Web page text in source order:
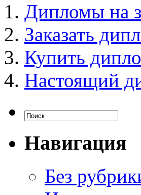
Дипломы на
Заказать
Купить
Настоящий
Навигация
Без